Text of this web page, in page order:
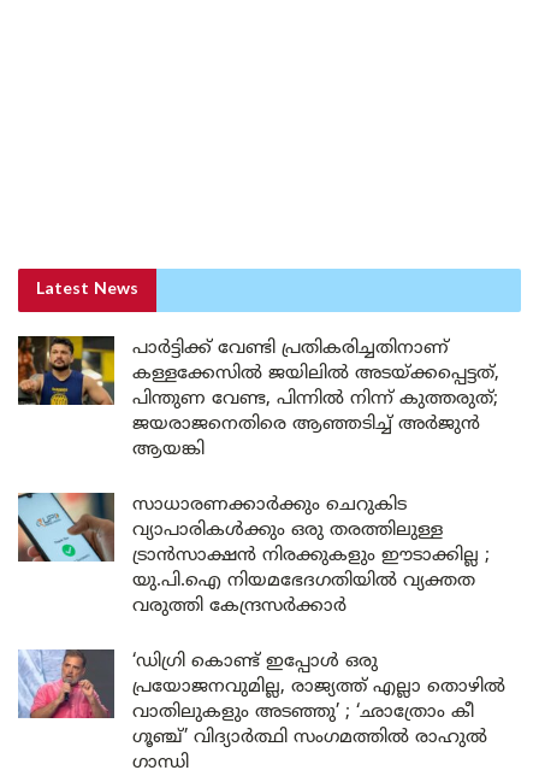
Latest News
പാർട്ടിക്ക് വേണ്ടി പ്രതികരിച്ചതിനാണ്
കള്ളക്കേസിൽ ജയിലിൽ അടയ്ക്കപ്പെട്ടത്,
പിന്തുണ വേണ്ട, പിന്നിൽ നിന്ന് കുത്തരുത്;
ജയരാജനെതിരെ ആഞ്ഞടിച്ച് അർജുൻ
ആയങ്കി
സാധാരണക്കാർക്കും ചെറുകിട
വ്യാപാരികൾക്കും ഒരു തരത്തിലുള്ള
ട്രാൻസാക്ഷൻ നിരക്കുകളും ഈടാക്കില്ല ;
യു.പി.ഐ നിയമഭേദഗതിയിൽ വ്യക്തത
വരുത്തി കേന്ദ്രസർക്കാർ
‘ഡിഗ്രി കൊണ്ട് ഇപ്പോൾ ഒരു
പ്രയോജനവുമില്ല, രാജ്യത്ത് എല്ലാ തൊഴിൽ
വാതിലുകളും അടഞ്ഞു’ ; ‘ഛാത്രോം കീ
ഗൂഞ്ച്’ വിദ്യാർത്ഥി സംഗമത്തിൽ രാഹുൽ
ഗാന്ധി